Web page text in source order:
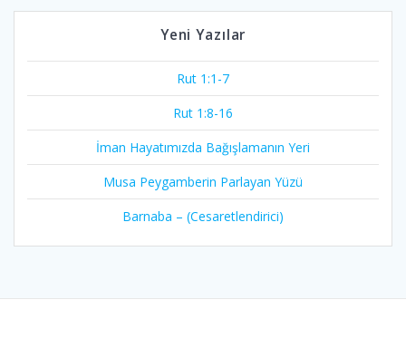
Yeni Yazılar
Rut 1:1-7
Rut 1:8-16
İman Hayatımızda Bağışlamanın Yeri
Musa Peygamberin Parlayan Yüzü
Barnaba – (Cesaretlendirici)